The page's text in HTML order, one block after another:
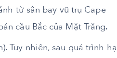
từ sân bay vũ trụ Cape
cầu Bắc của Mặt Trăng.
Tuy nhiên, sau quá trình hạ